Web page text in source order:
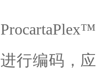
进行编码，